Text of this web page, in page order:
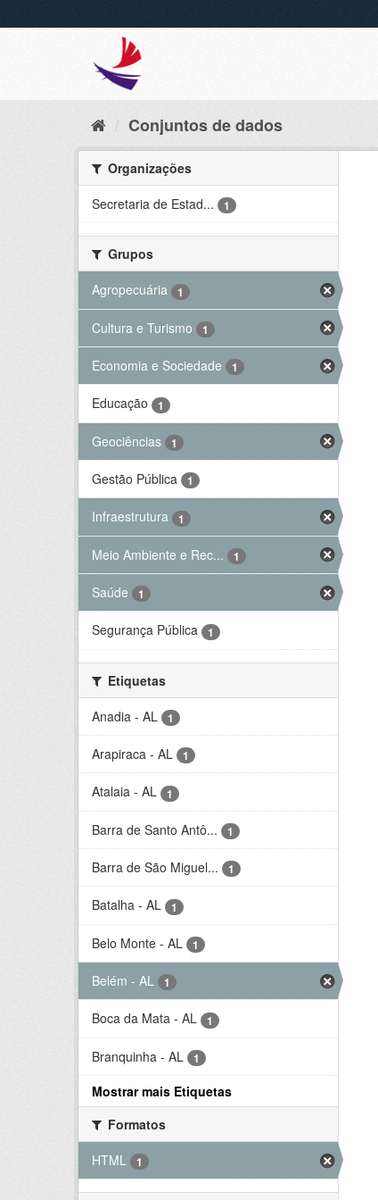
Conjuntos de dados
Organizações
Secretaria de Estad...
1
Grupos
Agropecuária
1
Cultura e Turismo 1
Economia e Sociedade 1
Educação 1
Geociências 1
Gestão Pública 1
Infraestrutura 1
Meio Ambiente e Rec... 1
Saúde 1
Segurança Pública 1
Etiquetas
Anadia - AL
1
Arapiraca - AL 1
Atalaia - AL 1
Barra de Santo Antô... 1
Barra de São Miguel... 1
Batalha - AL 1
Belo Monte - AL 1
Belém - AL 1
Boca da Mata - AL 1
Branquinha - AL 1
Mostrar mais Etiquetas
Formatos
HTML
1